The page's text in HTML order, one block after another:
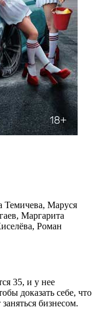
Темичева, Маруся
Маргарита
Роман
35, и у нее
доказать себе, что
бизнесом.